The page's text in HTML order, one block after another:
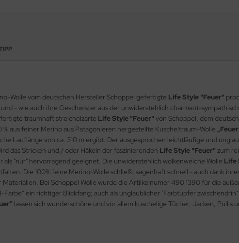
Wolle vom deutschen Hersteller Schoppel gefertigte Life Style "Feuer"
- wie auch ihre Geschwister aus der unwiderstehlich charmant-
traumhaft streichelzarte Life Style "Feuer" von Schoppel, dem
aus feiner Merino aus Patagonieren hergestellte Kuscheltraum-Wolle
Lauflänge von ca. 310 m ergibt. Der ausgesprochen leichtläufige und
das Stricken und / oder Häkeln der faszinierenden Life Style "Feuer" zum
als "nur" hervorragend geeignet. Die unwiderstehlich wolkenweiche Wolle Life
Die 100% feine Merino-Wolle schließt sagenhaft schnell - auch dank
Bei Schoppel Wolle wurde die Artiikelnumer 490 1390 für die
Farbe“ ein richtiger Blickfang; auch als unglaublicher "Farbtupfer
lassen sich wunderschöne und vor allem kuschelige Tücher, Jacken,